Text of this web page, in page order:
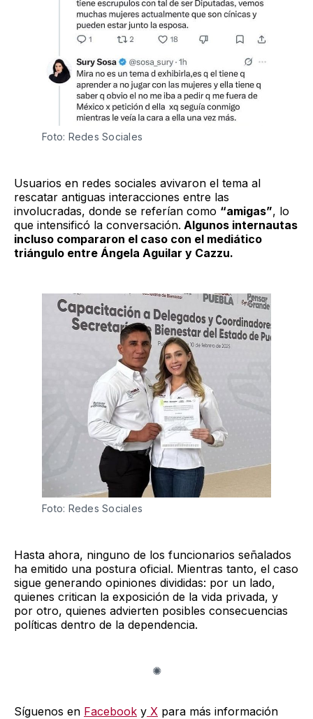
Foto: Redes Sociales
Usuarios en redes sociales avivaron el tema al
rescatar antiguas interacciones entre las
involucradas, donde se referían como “amigas”, lo
que intensificó la conversación. Algunos internautas
incluso compararon el caso con el mediático
triángulo entre Ángela Aguilar y Cazzu.
Foto: Redes Sociales
Hasta ahora, ninguno de los funcionarios señalados
ha emitido una postura oficial. Mientras tanto, el caso
sigue generando opiniones divididas: por un lado,
quienes critican la exposición de la vida privada, y
por otro, quienes advierten posibles consecuencias
políticas dentro de la dependencia.
Síguenos en Facebook y X para más información